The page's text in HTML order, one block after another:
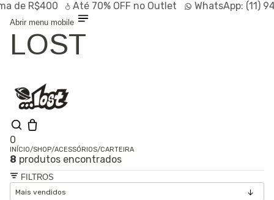
R$400 Até70% OFF no Outlet WhatsApp:(11)
Abrir menu mobile
LOST
0
Olá, visitante
Entrar /
Cadastrar
INÍCIO/SHOP/ACESSÓRIOS/CARTEIRA
8 produtos encontrados
FILTROS